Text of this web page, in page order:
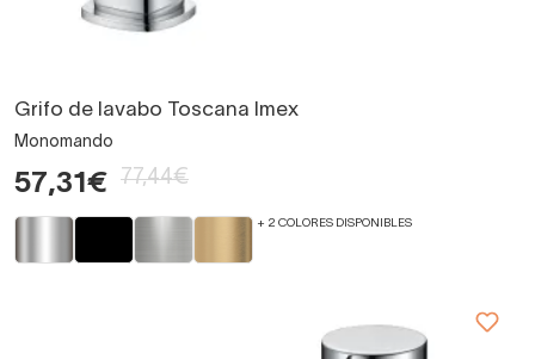
Grifo de lavabo Toscana Imex
Monomando
57,31€ 77,44€
+ 2 COLORES DISPONIBLES